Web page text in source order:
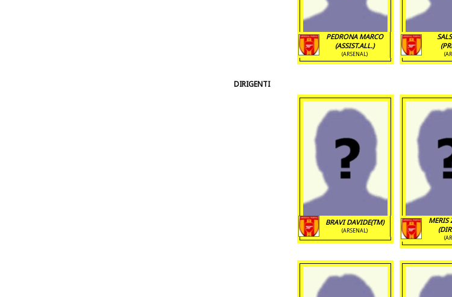
PEDRONA MARCO
(ASSIST.ALL.)
(ARSENAL)
DIRIGENTI
BRAVI DAVIDE(TM)
(ARSENAL)
MERIS